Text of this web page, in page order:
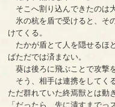
そこへ割り込んできたのは
氷の杭を盾で受けると、そ
けてくる。
たかが盾とて人を隠せるほ
ばただでは済まない。
葵は後ろに飛ぶことで攻撃
そう、相手は連携をしてく
ただ群れていた終焉獣とは動
「だったら、先に潰すまでっ